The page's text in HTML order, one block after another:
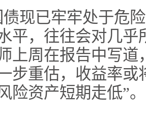
债现已牢牢处于危
平，往往会对几乎
上周在报告中写
步重估，收益率或
险资产短期走低”。